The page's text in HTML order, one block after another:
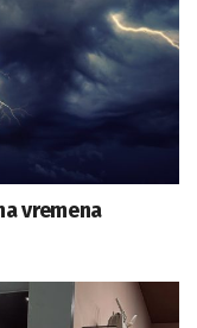
vremena